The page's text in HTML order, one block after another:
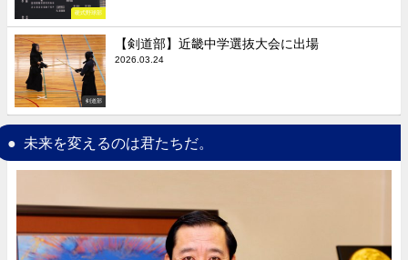
硬式野球部
剣道部
【剣道部】近畿中学選抜大会に出場
2026.03.24
未来を変えるのは君たちだ。